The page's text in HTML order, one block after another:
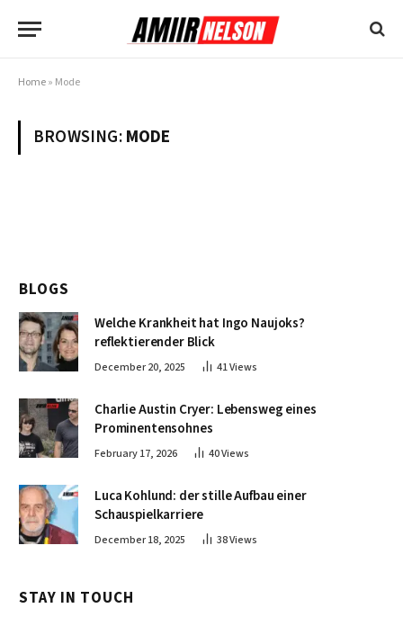
Home» Mode
BROWSING:MODE
BLOGS
Welche Krankheit hat Ingo Naujoks?
reflektierender Blick
December 20, 2025 41Views
Charlie Austin Cryer: Lebensweg eines
Prominentensohnes
February 17, 2026 40Views
Luca Kohlund: der stille Aufbau einer
Schauspielkarriere
December 18, 2025 38Views
STAY IN TOUCH